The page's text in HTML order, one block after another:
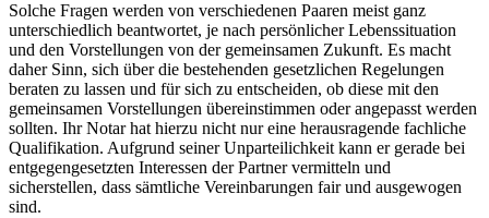
Solche Fragen werden von verschiedenen Paaren meist ganz
unterschiedlich beantwortet, je nach persönlicher Lebenssituation
und den Vorstellungen von der gemeinsamen Zukunft. Es macht
daher Sinn, sich über die bestehenden gesetzlichen Regelungen
beraten zu lassen und für sich zu entscheiden, ob diese mit den
gemeinsamen Vorstellungen übereinstimmen oder angepasst werden
sollten. Ihr Notar hat hierzu nicht nur eine herausragende fachliche
Qualifikation. Aufgrund seiner Unparteilichkeit kann er gerade bei
entgegengesetzten Interessen der Partner vermitteln und
sicherstellen, dass sämtliche Vereinbarungen fair und ausgewogen
sind.